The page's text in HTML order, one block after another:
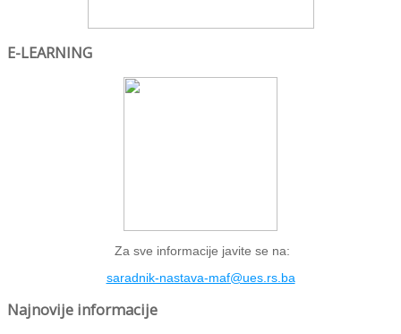
E-LEARNING
Za sve informacije javite se na:
saradnik-nastava-maf@ues.rs.ba
Najnovije informacije